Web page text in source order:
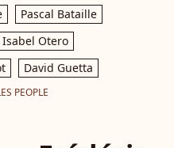
Pascal Bataille
Isabel Otero
David Guetta
PEOPLE